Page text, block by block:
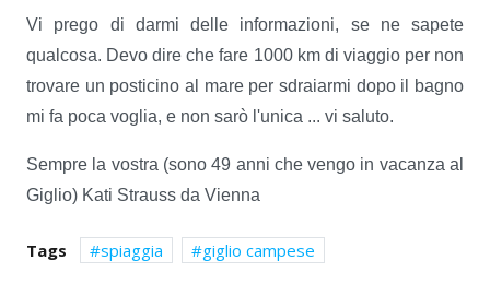
Vi prego di darmi delle informazioni, se ne sapete
qualcosa. Devo dire che fare 1000 km di viaggio per non
trovare un posticino al mare per sdraiarmi dopo il bagno
mi fa poca voglia, e non sarò l'unica ... vi saluto.
Sempre la vostra (sono 49 anni che vengo in vacanza al
Giglio) Kati Strauss da Vienna
Tags spiaggia giglio campese